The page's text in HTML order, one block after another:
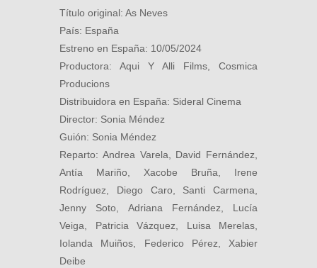
Título original: As Neves
País: España
Estreno en España: 10/05/2024
Productora: Aqui Y Alli Films, Cosmica
Producions
Distribuidora en España: Sideral Cinema
Director: Sonia Méndez
Guión: Sonia Méndez
Reparto: Andrea Varela, David Fernández,
Antía Mariño, Xacobe Bruña, Irene
Rodríguez, Diego Caro, Santi Carmena,
Jenny Soto, Adriana Fernández, Lucía
Veiga, Patricia Vázquez, Luisa Merelas,
Iolanda Muiños, Federico Pérez, Xabier
Deibe